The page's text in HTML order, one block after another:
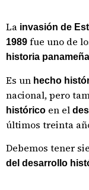
La invasión de
1989 fue uno de
historia panameña
Es un hecho
nacional, pero
histórico en el
últimos treinta
Debemos tener
del desarrollo